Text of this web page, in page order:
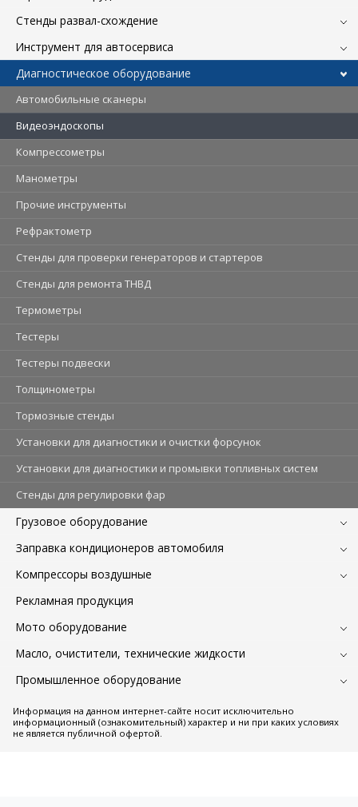
Стенды развал-схождение
Инструмент для автосервиса
Диагностическое оборудование
Автомобильные сканеры
Видеоэндоскопы
Компрессометры
Манометры
Прочие инструменты
Рефрактометр
Стенды для проверки генераторов и стартеров
Стенды для ремонта ТНВД
Термометры
Тестеры
Тестеры подвески
Толщинометры
Тормозные стенды
Установки для диагностики и очистки форсунок
Установки для диагностики и промывки топливных систем
Стенды для регулировки фар
Грузовое оборудование
Заправка кондиционеров автомобиля
Компрессоры воздушные
Рекламная продукция
Мото оборудование
Масло, очистители, технические жидкости
Промышленное оборудование
Информация на данном интернет-сайте носит исключительно
информационный (ознакомительный) характер и ни при каких условиях
не является публичной офертой.